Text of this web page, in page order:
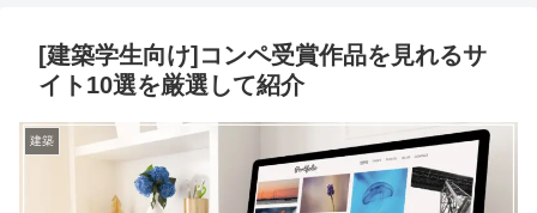
[建築学生向け]コンペ受賞作品を見れるサ
イト10選を厳選して紹介
建築